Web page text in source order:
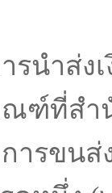
รนําส่ง
ณฑ์ที่สํา
ารขน